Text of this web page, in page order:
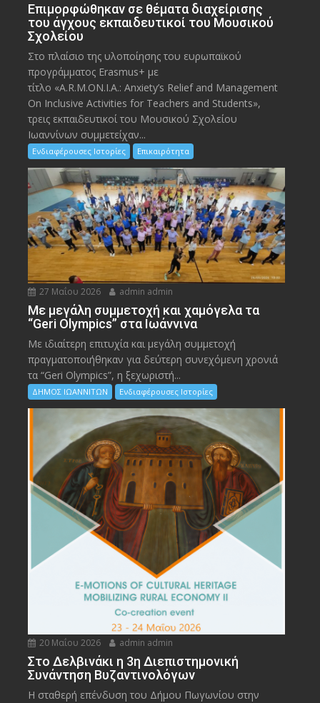
Eπιμορφώθηκαν σε θέματα διαχείρισης
του άγχους εκπαιδευτικοί του Μουσικού
Σχολείου
Στο πλαίσιο της υλοποίησης του ευρωπαϊκού
προγράμματος Erasmus+ με
τίτλο «A.R.M.ON.I.A.: Anxiety’s Relief and Management
On Inclusive Activities for Teachers and Students»,
τρεις εκπαιδευτικοί του Μουσικού Σχολείου
Ιωαννίνων συμμετείχαν...
Ενδιαφέρουσες Ιστορίες Επικαιρότητα
27 Μαΐου 2026 admin admin
Με μεγάλη συμμετοχή και χαμόγελα τα
“Geri Olympics” στα Ιωάννινα
Με ιδιαίτερη επιτυχία και μεγάλη συμμετοχή
πραγματοποιήθηκαν για δεύτερη συνεχόμενη χρονιά
τα “Geri Olympics”, η ξεχωριστή...
ΔΗΜΟΣ ΙΩΑΝΝΙΤΩΝ Ενδιαφέρουσες Ιστορίες
20 Μαΐου 2026 admin admin
Στο Δελβινάκι η 3η Διεπιστημονική
Συνάντηση Βυζαντινολόγων
Η σταθερή επένδυση του Δήμου Πωγωνίου στην